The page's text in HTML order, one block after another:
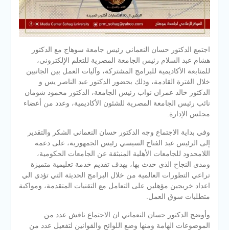
اجتمع الدكتور حسان النعماني رئيس جامعة سوهاج مع الدكتور
هشام عبد السلام رئيس الجامعة المصرية للتعلم الإلكتروني،
للمتابعة الأكاديمية للبرامج المشتركة، وآليات العمل بين الجانبين
خلال الفترة القادمة، وذلك بحضور الدكتور عبد الناصر يس و
الدكتور خالد عمران نواب رئيس الجامعة، الدكتور محمود شومان
نائب رئيس الجامعة المصرية للشئون الأكاديمية، وعدد من أعضاء
مجلس الإدارة.
وفي بداية الاجتماع وجه الدكتور حسان النعماني الشكر والتقدير
إلى الرئيس عبد الفتاح السيسي رئيس الجمهورية، على دعمه
اللامحدود للجامعات الأهلية المنبثقة عن الجامعات الحكومية،
ومدى النجاح الذي حدث بها، بهدف تقديم خدمة تعليمية متميزة
تراعي التطورات العالمية من خلال البرامج الحديثة التي تؤدي الي
اعداد خريجين مؤهلين على التعامل مع التقنيات المتقدمة، ومواكبة
متطلبات سوق العمل.
وأوضح الدكتور حسان النعماني ان الاجتماع ناقش عدد من
الموضوعات الهامة ومنها وضع اللوائح والقوانين لتفعيل عدد من